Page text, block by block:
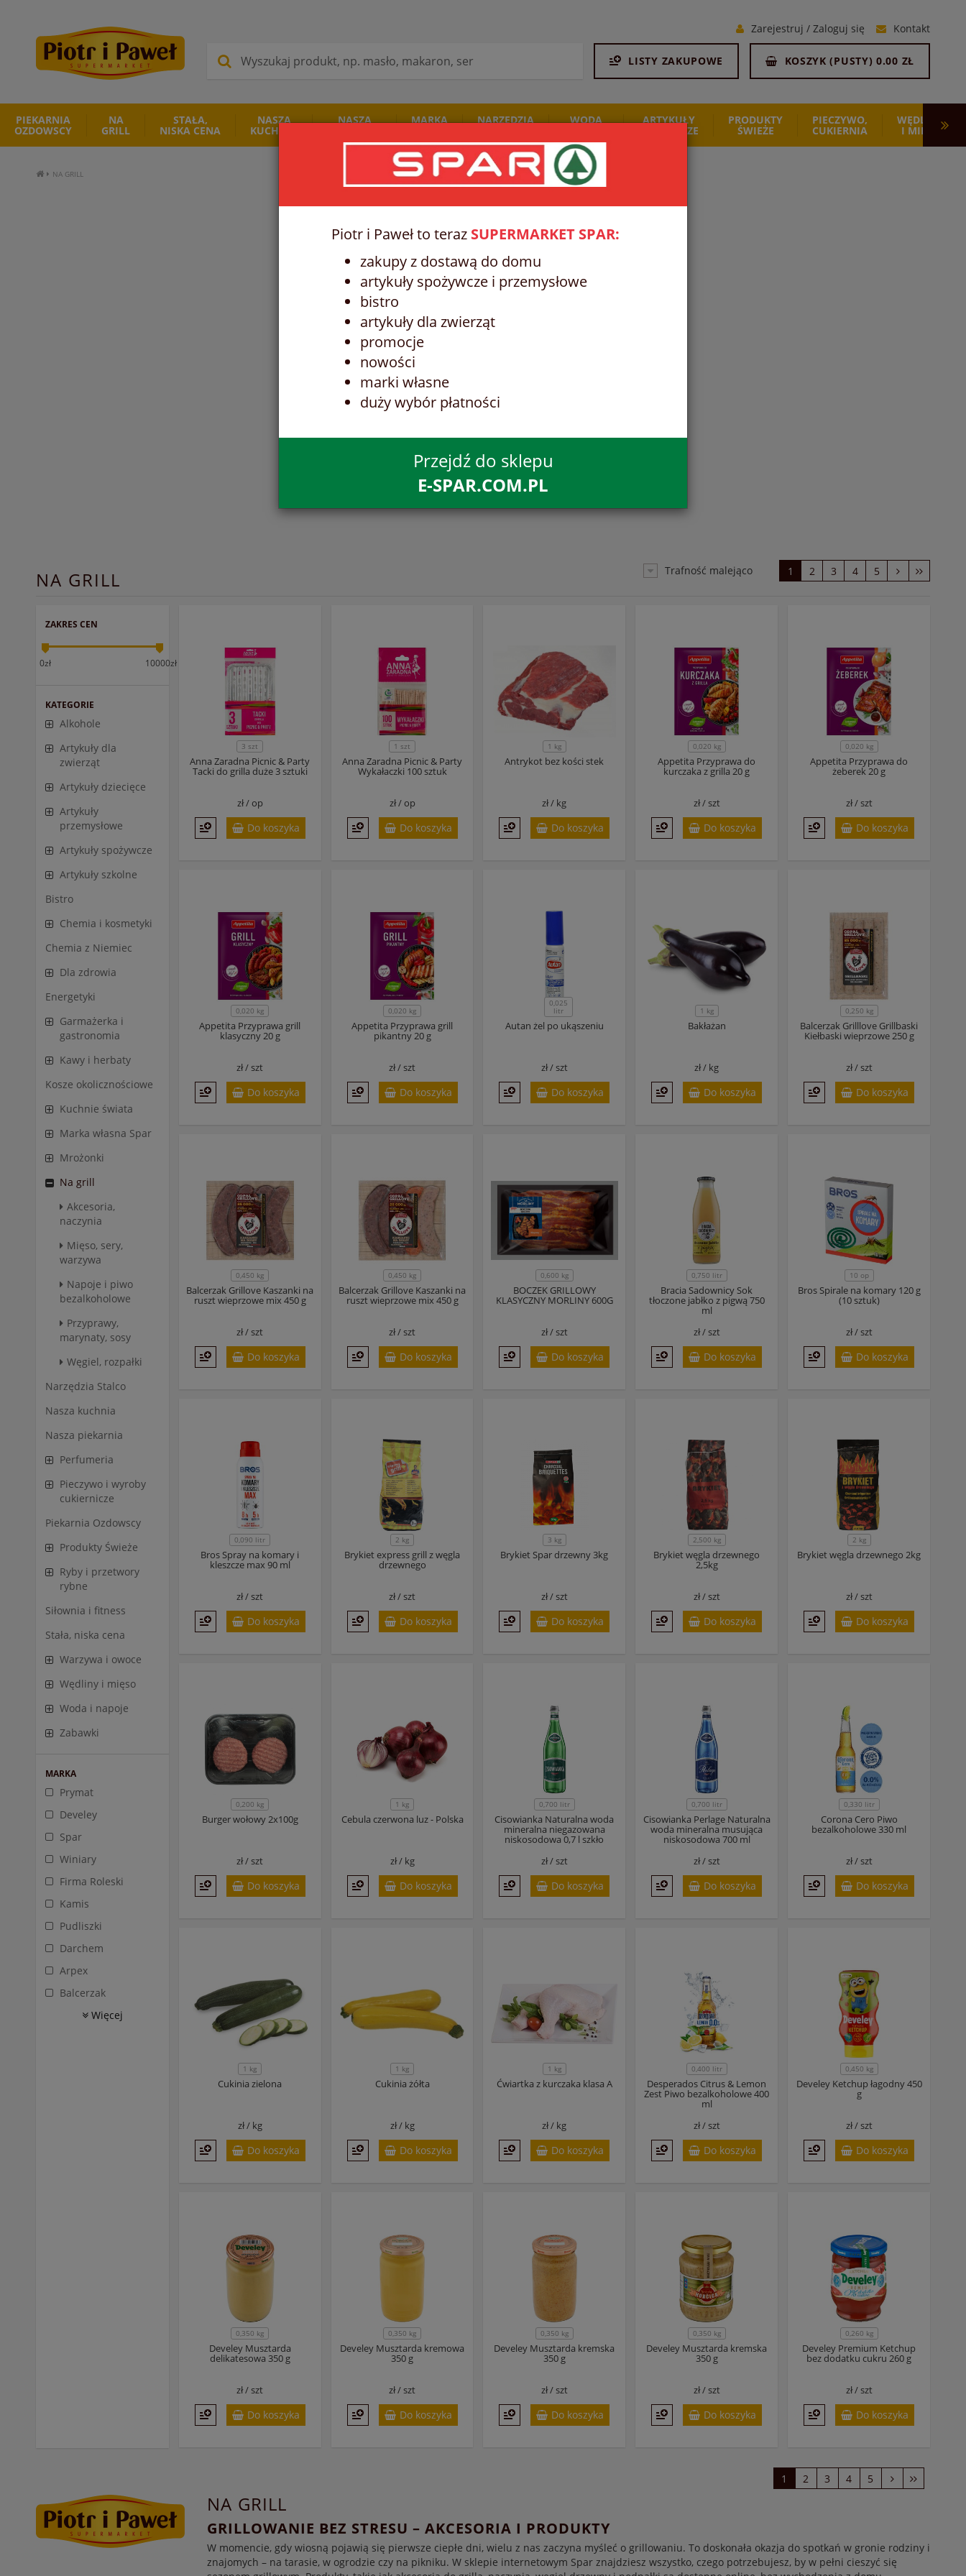
Zarejestruj / Zaloguj się Kontakt
LISTY ZAKUPOWE KOSZYK (PUSTY)0.00 ZŁ
PIEKARNIA
OZDOWSCY
NA
GRILL
STAŁA,
NISKA CENA
NASZA
KUCHNIA
NASZA MARKA NARZĘDZIA WODA ARTYKUŁY
SPOŻYWCZE
PRODUKTY
ŚWIEŻE
PIECZYWO,
CUKIERNIA
WĘDLINY
I MIĘSO
NA GRILL
NA GRILL 1 2 3 4 5
Trafność malejąco
ZAKRES CEN
0zł 10000zł
KATEGORIE
Alkohole
Artykuły dla
zwierząt
Artykuły dziecięce
Artykuły
przemysłowe
Artykuły spożywcze
Artykuły szkolne
Bistro
Chemia i kosmetyki
Chemia z Niemiec
Dla zdrowia
Energetyki
Garmażerka i
gastronomia
Kawy i herbaty
Kosze okolicznościowe
Kuchnie świata
Marka własna Spar
Mrożonki
Na grill
Akcesoria,
naczynia
Mięso, sery,
warzywa
Napoje i piwo
bezalkoholowe
Przyprawy,
marynaty, sosy
Węgiel, rozpałki
Narzędzia Stalco
Nasza kuchnia
Nasza piekarnia
Perfumeria
Pieczywo i wyroby
cukiernicze
Piekarnia Ozdowscy
Produkty Świeże
Ryby i przetwory
rybne
Siłownia i fitness
Stała, niska cena
Warzywa i owoce
Wędliny i mięso
Woda i napoje
Zabawki
MARKA
Prymat
Develey
Spar
Winiary
Firma Roleski
Kamis
Pudliszki
Darchem
Arpex
Balcerzak
Więcej
3 szt
Anna Zaradna Picnic & Party
Tacki do grilla duże 3 sztuki
zł /op
Do koszyka
1 szt
Anna Zaradna Picnic & Party
Wykałaczki 100 sztuk
zł /op
Do koszyka
1 kg
Antrykot bez kości stek
zł / kg
Do koszyka
0,020 kg
Appetita Przyprawa do
kurczaka z grilla 20 g
zł /szt
Do koszyka
0,020 kg
Appetita Przyprawa do
żeberek 20 g
zł /szt
Do koszyka
0,020 kg
Appetita Przyprawa grill
klasyczny 20 g
zł /szt
Do koszyka
0,020 kg
Appetita Przyprawa grill
pikantny 20 g
zł /szt
Do koszyka
0,025
litr
Autan żel po ukąszeniu
zł /szt
Do koszyka
1 kg
Bakłażan
zł / kg
Do koszyka
0,250 kg
Balcerzak Grilllove Grillbaski
Kiełbaski wieprzowe 250 g
zł /szt
Do koszyka
0,450 kg
Balcerzak Grillove Kaszanki na
ruszt wieprzowe mix 450 g
zł /szt
Do koszyka
0,450 kg
Balcerzak Grillove Kaszanki na
ruszt wieprzowe mix 450 g
zł /szt
Do koszyka
0,600 kg
BOCZEK GRILLOWY
KLASYCZNY MORLINY 600G
zł /szt
Do koszyka
0,750 litr
Bracia Sadownicy Sok
tłoczone jabłko z pigwą 750
ml
zł /szt
Do koszyka
10 op
Bros Spirale na komary 120 g
(10 sztuk)
zł /szt
Do koszyka
0,090 litr
Bros Spray na komary i
kleszcze max 90 ml
zł /szt
Do koszyka
2 kg
Brykiet express grill z węgla
drzewnego
zł /szt
Do koszyka
3 kg
Brykiet Spar drzewny 3kg
zł /szt
Do koszyka
2,500 kg
Brykiet węgla drzewnego
2,5kg
zł /szt
Do koszyka
2 kg
Brykiet węgla drzewnego 2kg
zł /szt
Do koszyka
0,200 kg
Burger wołowy 2x100g
zł /szt
Do koszyka
1 kg
Cebula czerwona luz - Polska
zł / kg
Do koszyka
0,700 litr
Cisowianka Naturalna woda
mineralna niegazowana
niskosodowa 0,7 l szkło
zł /szt
Do koszyka
0,700 litr
Cisowianka Perlage Naturalna
woda mineralna musująca
niskosodowa 700 ml
zł /szt
Do koszyka
0,330 litr
Corona Cero Piwo
bezalkoholowe 330 ml
zł /szt
Do koszyka
1 kg
Cukinia zielona
zł / kg
Do koszyka
1 kg
Cukinia żółta
zł / kg
Do koszyka
1 kg
Ćwiartka z kurczaka klasa A
zł / kg
Do koszyka
0,400 litr
Desperados Citrus & Lemon
Zest Piwo bezalkoholowe 400
ml
zł /szt
Do koszyka
0,450 kg
Develey Ketchup łagodny 450
g
zł /szt
Do koszyka
0,350 kg
Develey Musztarda
delikatesowa 350 g
zł /szt
Do koszyka
0,350 kg
Develey Musztarda kremowa
350 g
zł /szt
Do koszyka
0,350 kg
Develey Musztarda kremska
350 g
zł /szt
Do koszyka
0,350 kg
Develey Musztarda kremska
350 g
zł /szt
Do koszyka
0,260 kg
Develey Premium Ketchup
bez dodatku cukru 260 g
zł /szt
Do koszyka
1 2 3 4 5
NA GRILL
GRILLOWANIE BEZ STRESU – AKCESORIA I PRODUKTY
W momencie, gdy wiosną pojawią się pierwsze ciepłe dni, wielu z nas zaczyna myśleć o grillowaniu. To doskonała okazja do spotkań w gronie rodziny i
znajomych – na tarasie, w ogrodzie czy na pikniku. W sklepie internetowym Spar znajdziesz wszystko, czego potrzebujesz, by w pełni cieszyć się
Piotr i Paweł to teraz SUPERMARKET SPAR:
zakupy z dostawą do domu
artykuły spożywcze i przemysłowe
bistro
artykuły dla zwierząt
promocje
nowości
marki własne
duży wybór płatności
Przejdź do sklepu
E-SPAR.COM.PL